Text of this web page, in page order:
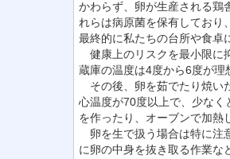
かわらず、卵が生産される鶏
れらは病原菌を保有しており
最終的に私たちの台所や食卓
健康上のリスクを最小限に
蔵庫の温度は4度から6度が理
その後、卵を茹でたり焼い
心温度が70度以上で、少な
を作ったり、オーブンで加熱
卵を生で扱う場合は特に注
に卵の中身を抜き取る作業な